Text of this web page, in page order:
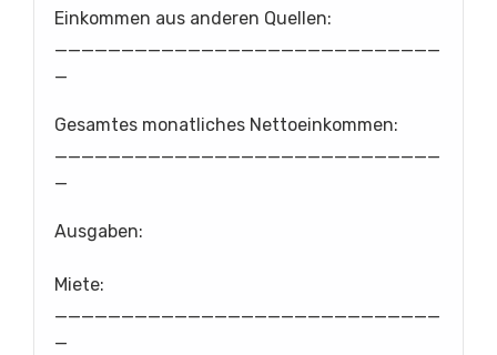
Einkommen aus anderen Quellen:
Gesamtes monatliches Nettoeinkommen:
Ausgaben:
Miete: